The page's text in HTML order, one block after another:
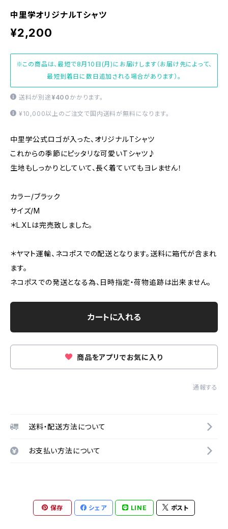
中里学オリジナルTシャツ
¥2,200
※この商品は、最短で8月10日(月)にお届けします（お届け先によって、
最短到着日に数日追加される場合があります）。
送料が別途 ¥400 かかります。
¥10,000以上のご注文で国内送料が無料になります。
中里学公式ロゴが入った、オリジナルTシャツ
これからの季節にピッタリな可愛いTシャツ♪
生地もしっかりとしていて、長く着ていてもヨレません！
カラー/ブラック
サイズ/M
＊L.XLは完売致しました。
＊ヤマト運輸、ネコポスでの配送となります。送料に箱代が含まれ
ます。
ネコポスでの発送となる為、日時指定・荷物追跡は出来ません。
カートに入れる
商品をアプリでお気に入り
通報する
送料・配送方法について
お支払い方法について
保存 シェア LINE ポスト